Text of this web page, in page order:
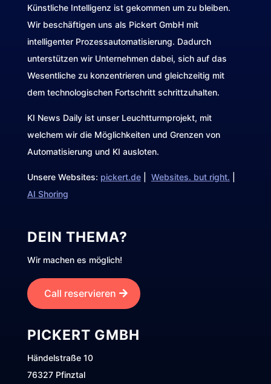
Künstliche Intelligenz ist gekommen um zu bleiben.
Wir beschäftigen uns als Pickert GmbH mit
intelligenter Prozessautomatisierung. Dadurch
unterstützen wir Unternehmen dabei, sich auf das
Wesentliche zu konzentrieren und gleichzeitig mit
dem technologischen Fortschritt schrittzuhalten.
KI News Daily ist unser Leuchtturmprojekt, mit
welchem wir die Möglichkeiten und Grenzen von
Automatisierung und KI ausloten.
Unsere Websites: pickert.de| Websites. but right.
AI Shoring
DEIN THEMA?
Wir machen es möglich!
Call reservieren
PICKERT GMBH
Händelstraße 10
76327 Pfinztal